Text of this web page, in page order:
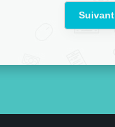
Suivant